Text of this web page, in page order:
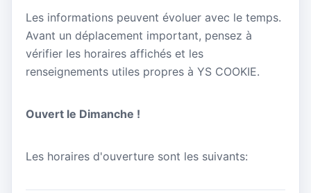
Les informations peuvent évoluer avec le temps.
Avant un déplacement important, pensez à
vérifier les horaires affichés et les
renseignements utiles propres à YS COOKIE.
Ouvert le Dimanche !
Les horaires d'ouverture sont les suivants: